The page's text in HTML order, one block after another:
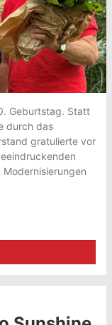
Geburtstag. Statt
durch das
gratulierte vor